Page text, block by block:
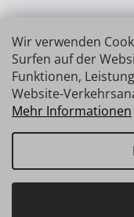
Wir verwenden
Surfen auf der
Funktionen,
Website-
Mehr Informationen
Haben Sie Fragen? Wir
schnelle Verbindung:
Copyright 2026